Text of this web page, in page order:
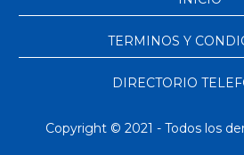
TERMINOS Y
DIRECTORIO
Copyright © 2021 - Todos los